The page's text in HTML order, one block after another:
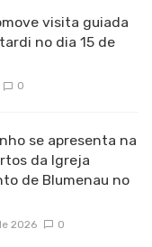
visita guiada
no dia 15 de
0
se apresenta na
da Igreja
de Blumenau no
2026 0